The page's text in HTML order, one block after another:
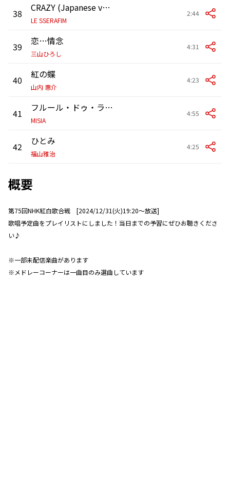
38 CRAZY (Japanese ver.)
LE SSERAFIM
2:44
39 恋…情念
三山ひろし
4:31
40 紅の蝶
山内 惠介
4:23
41 フルール・ドゥ・ラ・パシオン
MISIA
4:55
42 ひとみ
福山雅治
4:25
概要
第75回NHK紅白歌合戦 [2024/12/31(火)19:20～放送]
歌唱予定曲をプレイリストにしました！当日までの予習にぜひお聴きくださ
い♪
※一部未配信楽曲があります
※メドレーコーナーは一曲目のみ選曲しています